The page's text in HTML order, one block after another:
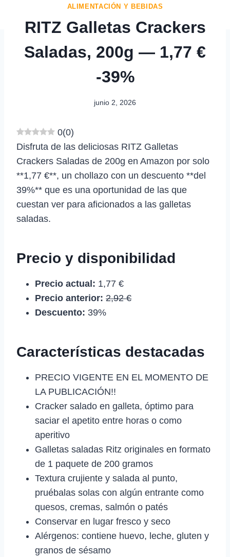
ALIMENTACIÓN Y BEBIDAS
RITZ Galletas Crackers
Saladas, 200g — 1,77 €
-39%
junio 2, 2026
0(0)
Disfruta de las deliciosas RITZ Galletas
Crackers Saladas de 200g en Amazon por solo
**1,77 €**, un chollazo con un descuento **del
39%** que es una oportunidad de las que
cuestan ver para aficionados a las galletas
saladas.
Precio y disponibilidad
Precio actual: 1,77 €
Precio anterior: 2,92 €
Descuento: 39%
Características destacadas
PRECIO VIGENTE EN EL MOMENTO DE
LA PUBLICACIÓN!!
Cracker salado en galleta, óptimo para
saciar el apetito entre horas o como
aperitivo
Galletas saladas Ritz originales en formato
de 1 paquete de 200 gramos
Textura crujiente y salada al punto,
pruébalas solas con algún entrante como
quesos, cremas, salmón o patés
Conservar en lugar fresco y seco
Alérgenos: contiene huevo, leche, gluten y
granos de sésamo